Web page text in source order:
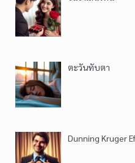
ตะวันทับตา
Dunning Kruger